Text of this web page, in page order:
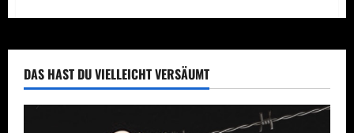
nutzen
DAS HAST DU VIELLEICHT VERSÄUMT